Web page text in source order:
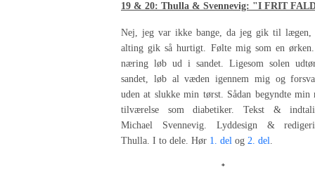
19 & 20: Thulla & Svennevig: "I FRIT
Nej, jeg var ikke bange, da jeg gik til
alting gik så hurtigt. Følte mig som en
næring løb ud i sandet. Ligesom solen
sandet, løb al væden igennem mig og
uden at slukke min tørst. Sådan begyndte min
tilværelse som diabetiker. Tekst &
Michael Svennevig. Lyddesign &
Thulla. I to dele. Hør 1. del og 2. del.
*